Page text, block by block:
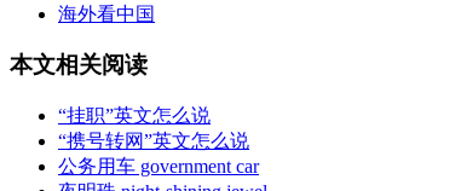
海外看中国
本文相关阅读
“挂职”英文怎么说
“携号转网”英文怎么说
公务用车 government car